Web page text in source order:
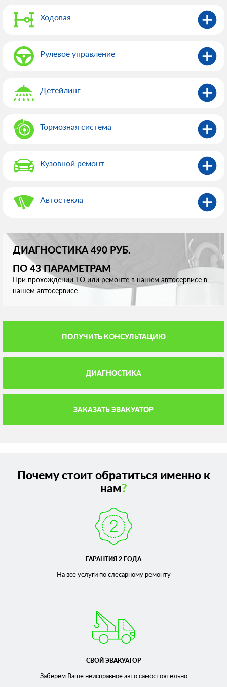
Ходовая
Рулевое управление
Детейлинг
Тормозная система
Кузовной ремонт
Автостекла
ДИАГНОСТИКА 490 РУБ.
ПО 43 ПАРАМЕТРАМ
При прохождении ТО или ремонте в нашем автосервисе в
нашем автосервисе
ПОЛУЧИТЬ КОНСУЛЬТАЦИЮ
ДИАГНОСТИКА
ЗАКАЗАТЬ ЭВАКУАТОР
Почему стоит обратиться именно к
нам?
ГАРАНТИЯ 2 ГОДА
На все услуги по слесарномуремонту
СВОЙ ЭВАКУАТОР
Заберем Ваше неисправноеавто самостоятельно